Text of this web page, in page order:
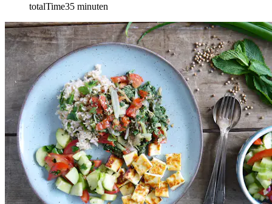
totalTime35 minuten